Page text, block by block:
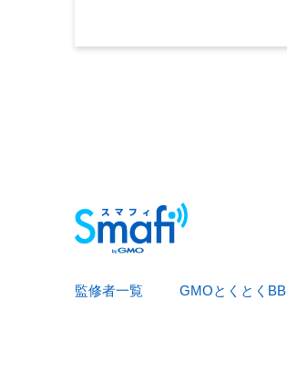
監修者一覧 GMOとくとくBB